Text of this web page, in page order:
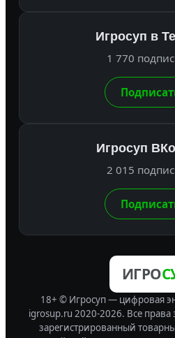
Игросуп в
1 770
Игросуп
2 015
ИГРО
18+ © Игросуп — цифровая
igrosup.ru 2020-2026. Все
зарегистрированный